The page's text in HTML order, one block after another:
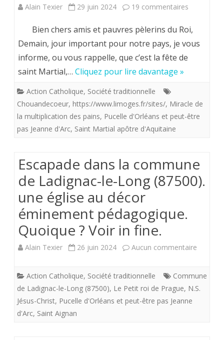
sur
le
modéle
constitué
Jeanne
Alain Texier 29 juin 2024 19 commentaires
de
à
faire
Bien chers amis et pauvres pèlerins du Roi,
Demain, jour important pour notre pays, je vous
informe, ou vous rappelle, que c’est la fête de
saint Martial,… Cliquez pour lire davantage »
Action Catholique, Société traditionnelle
Chouandecoeur, https://www.limoges.fr/sites/, Miracle de
la multiplication des pains, Pucelle d'Orléans et peut-être
pas Jeanne d'Arc, Saint Martial apôtre d'Aquitaine
Escapade dans la commune
de Ladignac-le-Long (87500).
une église au décor
éminement pédagogique.
Quoique ? Voir in fine.
Alain Texier 26 juin 2024 Aucun commentaire
Action Catholique, Société traditionnelle
Commune
de Ladignac-le-Long (87500), Le Petit roi de Prague, N.S.
Jésus-Christ, Pucelle d'Orléans et peut-être pas Jeanne
d'Arc, Saint Aignan